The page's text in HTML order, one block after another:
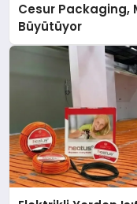
Cesur Packaging,
Büyütüyor